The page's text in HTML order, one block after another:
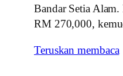
Bandar Setia Alam.
RM 270,000,
Teruskan membaca